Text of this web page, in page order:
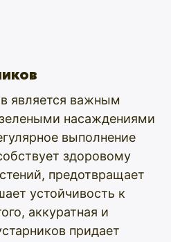
является важным
насаждениями
выполнение
здоровому
предотвращает
устойчивость к
аккуратная и
придает